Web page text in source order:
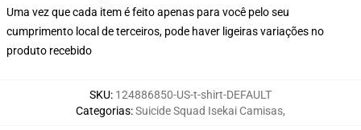
Uma vez que cada item é feito apenas para você pelo seu
cumprimento local de terceiros, pode haver ligeiras variações no
produto recebido
SKU: 124886850-US-t-shirt-DEFAULT
Categorias:Suicide Squad Isekai Camisas,